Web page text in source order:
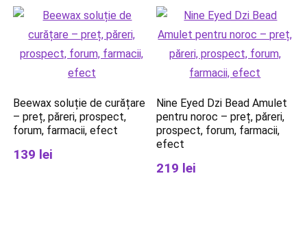
Beewax soluție de curățare
– preț, păreri, prospect,
forum, farmacii, efect
139 lei
Nine Eyed Dzi Bead Amulet
pentru noroc – preț, păreri,
prospect, forum, farmacii,
efect
219 lei